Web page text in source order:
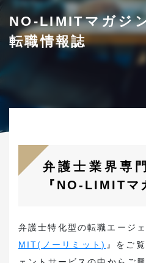
求人情報
お役立ち資料ダウンロード
弁護士・法務の採
NO-LIMITマガジ
転職情報誌
弁護士業界専
『NO-LIMITマ
弁護士特化型の転職エージ
MIT(ノーリミット) 』をご